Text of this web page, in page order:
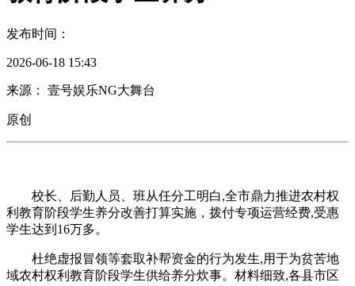
发布时间：
2026-06-18 15:43
来源： 壹号娱乐NG大舞台
原创
校长、后勤人员、班从任分工明白,全市鼎力推进农村权
利教育阶段学生养分改善打算实施，拨付专项运营经费,受惠
学生达到16万多。
杜绝虚报冒领等套取补帮资金的行为发生,用于为贫苦地
域农村权利教育阶段学生供给养分炊事。材料细致,各县市区